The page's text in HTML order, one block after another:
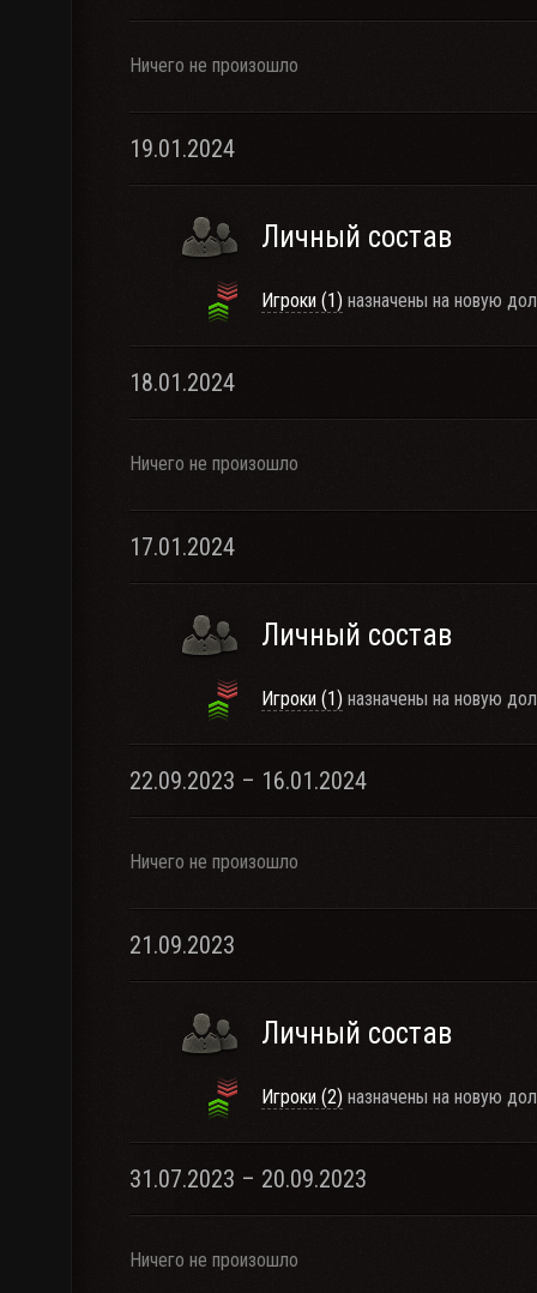
Ничего не произошло
19.01.2024
Личный состав
Игроки (1) назначены на новую
18.01.2024
Ничего не произошло
17.01.2024
Личный состав
Игроки (1) назначены на новую
22.09.2023 – 16.01.2024
Ничего не произошло
21.09.2023
Личный состав
Игроки (2) назначены на новую
31.07.2023 – 20.09.2023
Ничего не произошло